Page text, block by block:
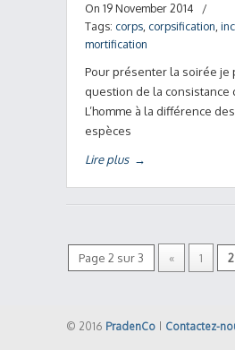
On 19 November 2014
/
Tags: corps corpsification
mortification
Pour présenter la soirée je
question de la consistance
L’homme à la différence
espèces
Lire plus →
Page 2 sur 3 « 1 2
© 2016 PradenCo Contactez-